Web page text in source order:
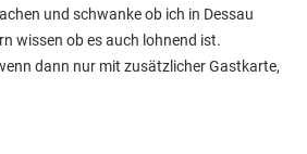
und schwanke ob ich in Dessau
wissen ob es auch lohnend ist.
dann nur mit zusätzlicher Gastkarte,